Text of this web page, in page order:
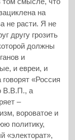
на
не расти. Я не
другу грозить
должны
и
и евреи, и
«Россия
В.В.П., а
–
вороватое и
политику,
«электорат»,